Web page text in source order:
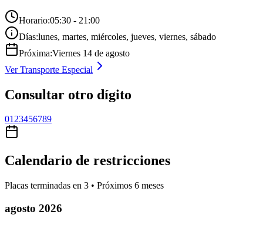
Horario:05:30 - 21:00
Días:lunes, martes, miércoles, jueves, viernes, sábado
Próxima:Viernes 14 de agosto
VerTransporte Especial
Consultar otro dígito
0123456789
Calendario de restricciones
Placas terminadas en 3 • Próximos 6 meses
agosto 2026